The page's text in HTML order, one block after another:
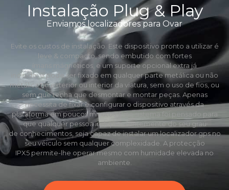
Instalação Plug & Play
Enviamos localizadores para Ovar
Evite os custos de instalação. Este dispositivo pronto a utilizar é
leve & compacto, sendo embutido com fortes
ímans mágneticos, e um suporte opcional extra já
incluído, e pode ser fixado em qualquer parte metálica ou não
metálica no exterior ou interior da viatura, sem o uso de fios, ou
sem que tenha que desmontar e montar peças. Apenas
necessita de fixar e configurar o dispositivo através da
plataforma em poucos minutos. Este sistema foi pensado para
que qualquer pessoa independentemente do seu grau
de conhecimentos, seja capaz de instalar um localizador gps no
seu véiculo sem qualquer complexidade. A protecção
IPX5 permite-lhe operar mesmo com humidade elevada no
ambiente.